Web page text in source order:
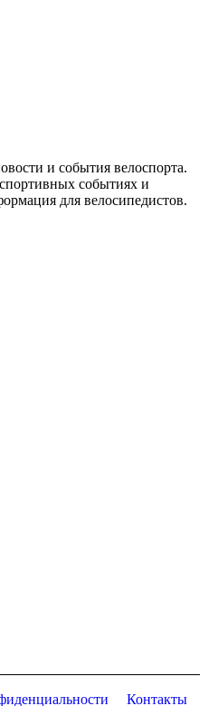
и события велоспорта.
событиях и
для велосипедистов.
Контакты